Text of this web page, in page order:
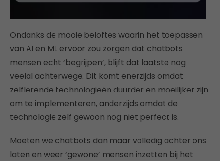
Ondanks de mooie beloftes waarin het toepassen
van AI en ML ervoor zou zorgen dat chatbots
mensen echt ‘begrijpen’, blijft dat laatste nog
veelal achterwege. Dit komt enerzijds omdat
zelflerende technologieën duurder en moeilijker zijn
om te implementeren, anderzijds omdat de
technologie zelf gewoon nog niet perfect is.
Moeten we chatbots dan maar volledig achter ons
laten en weer ‘gewone’ mensen inzetten bij het